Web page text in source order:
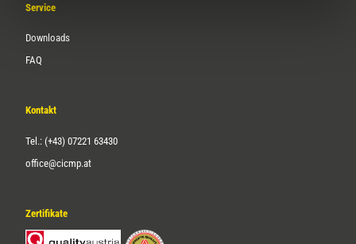
Service
Downloads
FAQ
Kontakt
Tel.: (+43) 07221 63430
office@cicmp.at
Zertifikate